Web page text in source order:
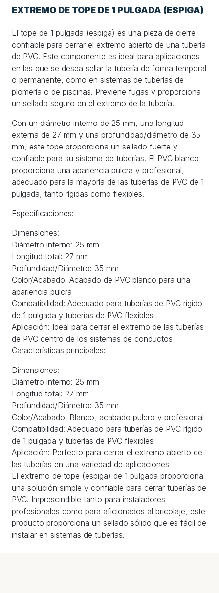
EXTREMO DE TOPE DE 1 PULGADA (ESPIGA)
El tope de 1 pulgada (espiga) es una pieza de cierre
confiable para cerrar el extremo abierto de una tubería
de PVC. Este componente es ideal para aplicaciones
en las que se desea sellar la tubería de forma temporal
o permanente, como en sistemas de tuberías de
plomería o de piscinas. Previene fugas y proporciona
un sellado seguro en el extremo de la tubería.
Con un diámetro interno de 25 mm, una longitud
externa de 27 mm y una profundidad/diámetro de 35
mm, este tope proporciona un sellado fuerte y
confiable para su sistema de tuberías. El PVC blanco
proporciona una apariencia pulcra y profesional,
adecuado para la mayoría de las tuberías de PVC de 1
pulgada, tanto rígidas como flexibles.
Especificaciones:
Dimensiones:
Diámetro interno: 25 mm
Longitud total: 27 mm
Profundidad/Diámetro: 35 mm
Color/Acabado: Acabado de PVC blanco para una
apariencia pulcra
Compatibilidad: Adecuado para tuberías de PVC rígido
de 1 pulgada y tuberías de PVC flexibles
Aplicación: Ideal para cerrar el extremo de las tuberías
de PVC dentro de los sistemas de conductos
Características principales:
Dimensiones:
Diámetro interno: 25 mm
Longitud total: 27 mm
Profundidad/Diámetro: 35 mm
Color/Acabado: Blanco, acabado pulcro y profesional
Compatibilidad: Adecuado para tuberías de PVC rígido
de 1 pulgada y tuberías de PVC flexibles
Aplicación: Perfecto para cerrar el extremo abierto de
las tuberías en una variedad de aplicaciones
El extremo de tope (espiga) de 1 pulgada proporciona
una solución simple y confiable para cerrar tuberías de
PVC. Imprescindible tanto para instaladores
profesionales como para aficionados al bricolaje, este
producto proporciona un sellado sólido que es fácil de
instalar en sistemas de tuberías.